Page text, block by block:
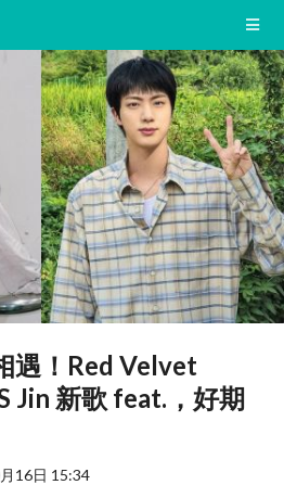
遇！Red Velvet
Jin 新歌 feat.，好期
16日 15:34